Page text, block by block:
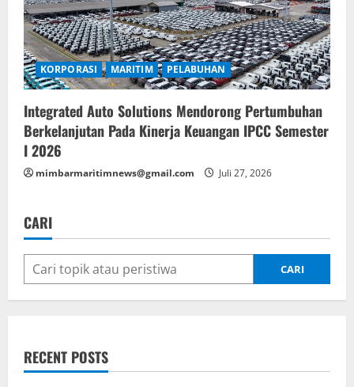
KORPORASI MARITIM PELABUHAN
Integrated Auto Solutions Mendorong Pertumbuhan
Berkelanjutan Pada Kinerja Keuangan IPCC Semester
I 2026
mimbarmaritimnews@gmail.com Juli 27, 2026
CARI
CARI
RECENT POSTS